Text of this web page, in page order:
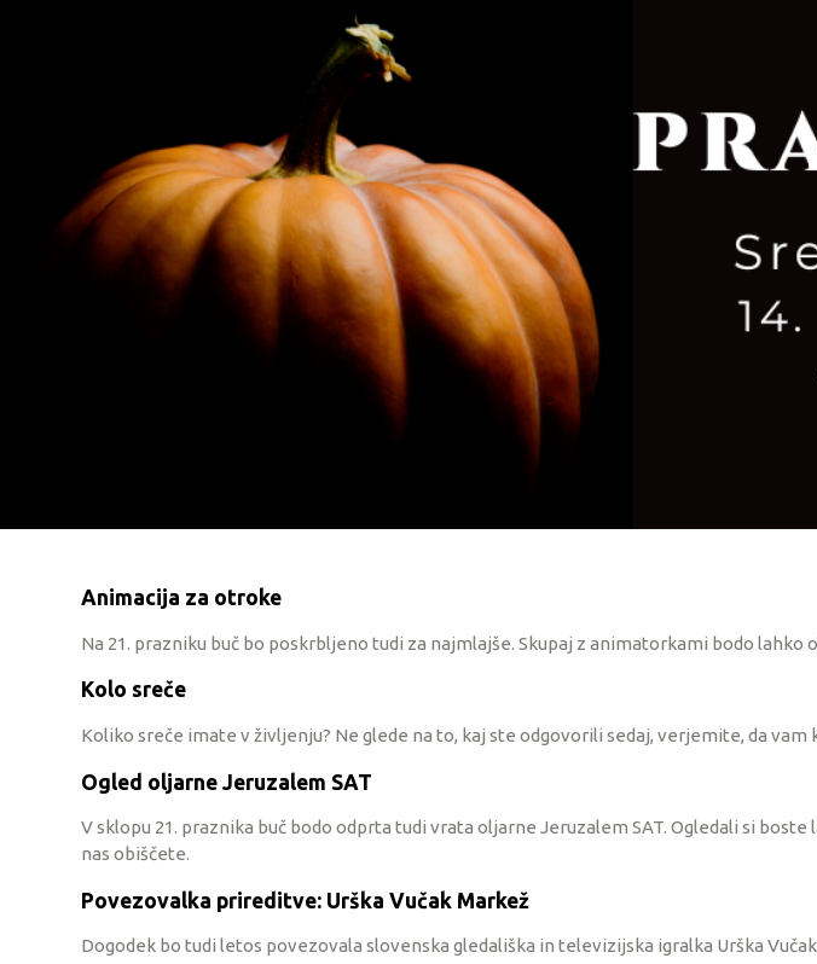
Animacija za otroke
Na 21. prazniku buč bo poskrbljeno tudi za najmlajše. Skupaj z animatorkami bodo
Kolo sreče
Koliko sreče imate v življenju? Ne glede na to, kaj ste odgovorili sedaj, verjemite, da
Ogled oljarne Jeruzalem SAT
V sklopu 21. praznika buč bodo odprta tudi vrata oljarne Jeruzalem SAT. Ogledali si
nas obiščete.
Povezovalka prireditve: Urška Vučak Markež
Dogodek bo tudi letos povezovala slovenska gledališka in televizijska igralka Urška